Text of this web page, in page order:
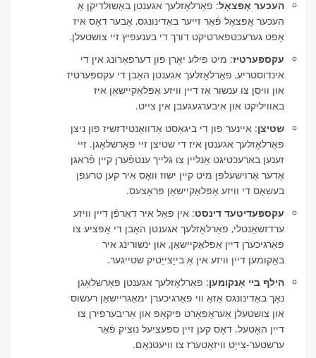
העכער אָפּצאָל: פאַרלאָזלעך אגענטן באַשולדיקן אַ
העכער אָפּצאָל פֿאַר זייער באַדינונגס, אָבער דאָס איז
אָפט גערעכטפארטיקט דורך די בענעפיץ זיי צושטעלן.
עקספּערטיז: מיט פילע יאָרן פון דערפאַרונג אין די
אינדוסטריע, פאַרלאָזלעך אגענטן האָבן די עקספּערטיז
און וויסן צו ענשור אַז דיין וויזע אַפּלאַקיישאַן איז
באוויליקט און איבערגעגעבן אין צייט.
שטיצן: איינער פון די ביגאַסט אַדוואַנטידזשיז פון ניצן
פאַרלאָזלעך אגענטן איז די שטיצן זיי פאָרשלאָגן. זיי
זענען בארעכטיגט אָנליין צו גלייך ענטפֿערן קיין פֿראגן
אָדער אַרוישעלפן מיט קיין ישוז וואָס איר קען טרעפן
בעשאַס די וויזע אַפּלאַקיישאַן פּראָצעס.
עקספּעדיטעד דינסט: אין פאַל איר דאַרפֿן דיין וויזע
ערדזשאַנטלי, פאַרלאָזלעך אגענטן האָבן די אָפּציע צו
פאַרגיכערן דיין אַפּלאַקיישאַן, און ינשורינג איר
באַקומען דיין וויזע אין אַ בייַצייַטיק שטייגער.
הילף ביי אָנקומען: פאַרלאָזלעך אגענטן פאָרשלאָגן
נאָך באַדינונגס אַזאַ ווי פאַרגיכערן ימאַגריישאַן רעשוס
און צושטעלן אַעראָפּאָרט פּיקאַפּ און אַריבערפירן צו
דיין האָטעל. דאָס קען זיין ספּעציעל נוציק פֿאַר
ערשטער-צייַט וויזאַטערז צו וויעטנאַם.